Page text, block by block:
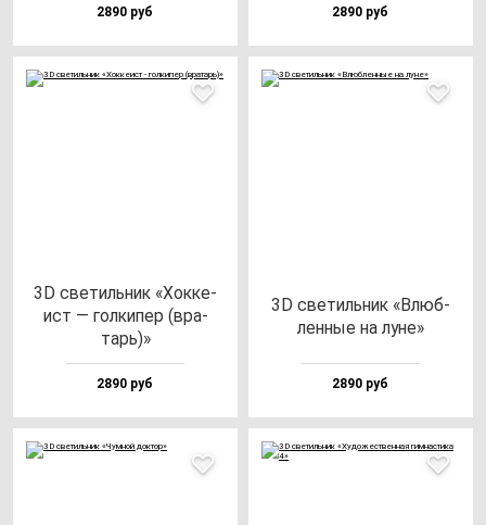
2890 руб 2890 руб
3D све­тиль­ник «Хок­ке­
ист — гол­ки­пер (вра­
тарь)»
2890 руб
3D све­тиль­ник «Влюб­
лен­ные на лу­не»
2890 руб